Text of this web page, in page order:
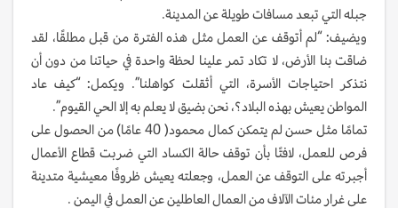
جبله التي تبعد مسافات طويلة عن المدينة.
ويضيف: “لم أتوقف عن العمل مثل هذه الفترة من قبل مطلقًا، لقد
ضاقت بنا الأرض، لا تكاد تمر علينا لحظة واحدة في حياتنا من دون أن
نتذكر احتياجات الأسرة، التي أثقلت كواهلنا”. ويكمل: “كيف عاد
المواطن يعيش بهذه البلاد؟، نحن بضيق لا يعلم به إلا الحي القيوم”.
تمامًا مثل حسن لم يتمكن كمال محمود( 40 عامًا) من الحصول على
فرص للعمل، لافتًا بأن توقف حالة الكساد التي ضربت قطاع الأعمال
أجبرته على التوقف عن العمل، وجعلته يعيش ظروفًا معيشية متدينة
على غرار مئات الآلاف من العمال العاطلين عن العمل في اليمن .